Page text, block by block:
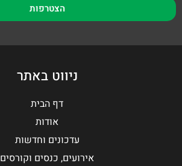
הצטרפות
ניווט באתר
דף הבית
אודות
עדכונים וחדשות
אירועים, כנסים וקורסים